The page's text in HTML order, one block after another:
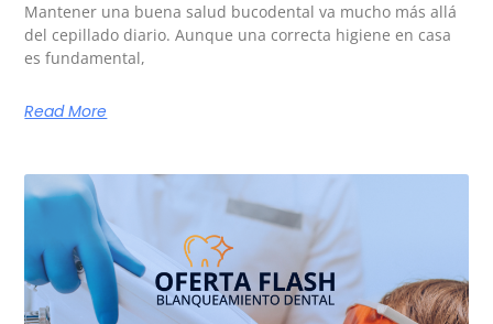
Mantener una buena salud bucodental va mucho más allá
del cepillado diario. Aunque una correcta higiene en casa
es fundamental,
Read More